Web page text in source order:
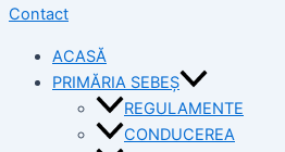
Contact
ACASĂ
PRIMĂRIA SEBEȘ
REGULAMENTE
CONDUCEREA